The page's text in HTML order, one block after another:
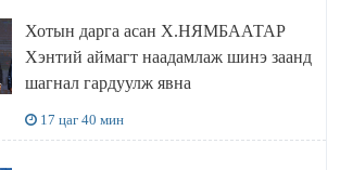
Хотын дарга асан Х.НЯМБААТАР
Хэнтий аймагт наадамлаж шинэ заанд
шагнал гардуулж явна
17 цаг 40 мин